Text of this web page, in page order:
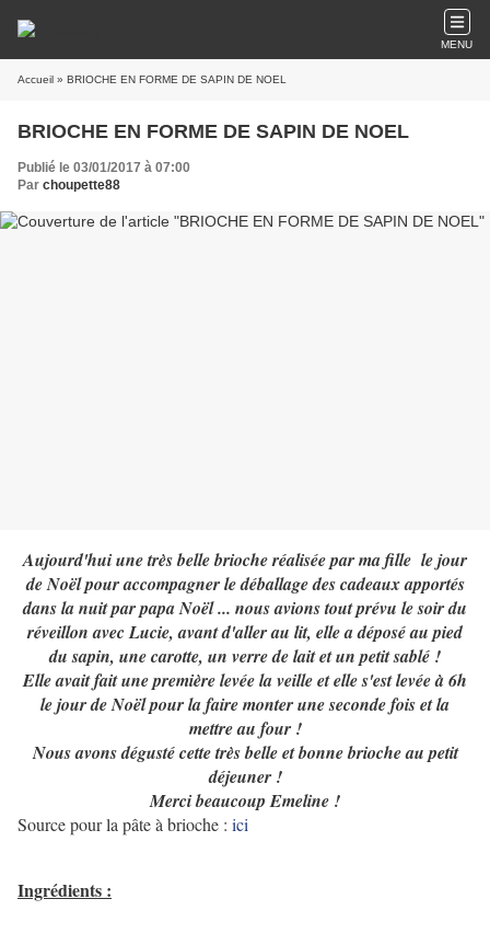
MENU
Accueil » BRIOCHE EN FORME DE SAPIN DE NOEL
BRIOCHE EN FORME DE SAPIN DE NOEL
Publié le 03/01/2017 à 07:00
Par choupette88
Aujourd'hui une très belle brioche réalisée par ma fille le jour
de Noël pour accompagner le déballage des cadeaux apportés
dans la nuit par papa Noël ... nous avions tout prévu le soir du
réveillon avec Lucie, avant d'aller au lit, elle a déposé au pied
du sapin, une carotte, un verre de lait et un petit sablé !
Elle avait fait une première levée la veille et elle s'est levée à 6h
le jour de Noël pour la faire monter une seconde fois et la
mettre au four !
Nous avons dégusté cette très belle et bonne brioche au petit
déjeuner !
Merci beaucoup Emeline !
Source pour la pâte à brioche : ici
Ingrédients :